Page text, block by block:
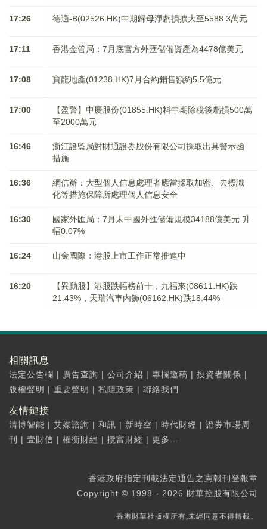
17:26 德適-B(02526.HK)中期歸母淨虧損擴大至5588.3萬元
17:11 香港金管局：7月底官方外匯儲備資產為4478億美元
17:08 寶龍地產(01238.HK)7月合約銷售額約5.5億元
17:00
【盈警】中慶股份(01855.HK)料中期除稅後虧損500萬
至2000萬元
16:46
浙江證監局對財通證券股份有限公司採取出具警示函
措施
16:36
網信辦：大型個人信息處理者應當採取加密、去標識
化等措施保障所處理個人信息安全
16:30
國家外匯局：7月末中國外匯儲備規模34188億美元 升
幅0.07%
16:24 山金國際：港股上市工作正常推進中
16:20
【異動股】港股跌幅榜前十，九福來(08611.HK)跌
21.43%，天瑞汽車内飾(06162.HK)跌18.44%
相關訊息
法定公告欄 | 廣告查詢 | 公司介紹 | 專欄邀稿 | 投資者關係 |
版權聲明 | 重要聲明 | 私隱政策 | 聯絡我們
友情鏈接
清博智能 | 艾媒諮詢 | 和訊 | 新時空 | 時代財經 | 證券市場周
刊
| 壹財信 | 權衡財經 | 攬富財經 | 更多...
香港政府指定刊載法定通告之憲報刊登報章
Copyright © 1998 - 2026 財華控股有限公司
香港財華社版權所有,未經同意不得轉載。